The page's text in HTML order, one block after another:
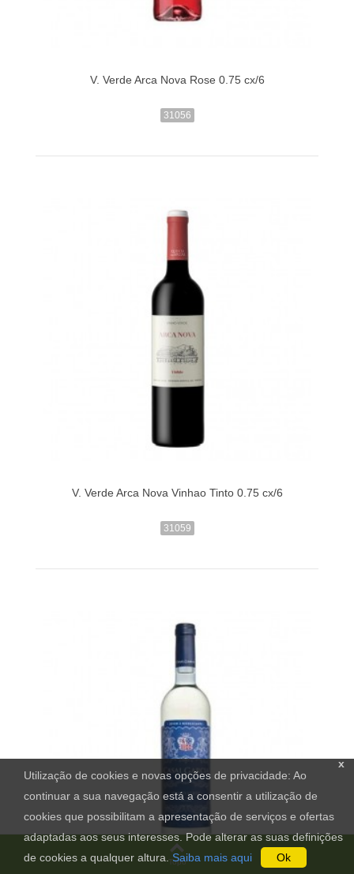
V. Verde Arca Nova Rose 0.75 cx/6
31056
V. Verde Arca Nova Vinhao Tinto 0.75 cx/6
31059
x
Utilização de cookies e novas opções de privacidade: Ao
continuar a sua navegação está a consentir a utilização de
cookies que possibilitam a apresentação de serviços e ofertas
adaptadas aos seus interesses. Pode alterar as suas definições
de cookies a qualquer altura.Saiba mais aqui Ok
Topo